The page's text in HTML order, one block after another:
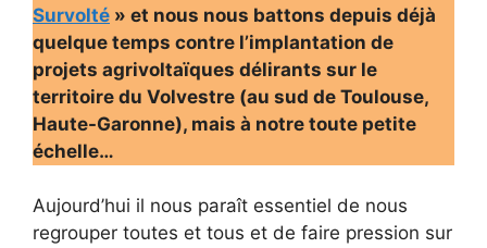
Survolté » et nous nous battons depuis déjà
quelque temps contre l’implantation de
projets agrivoltaïques délirants sur le
territoire du Volvestre (au sud de Toulouse,
Haute-Garonne), mais à notre toute petite
échelle…
Aujourd’hui il nous paraît essentiel de nous
regrouper toutes et tous et de faire pression sur